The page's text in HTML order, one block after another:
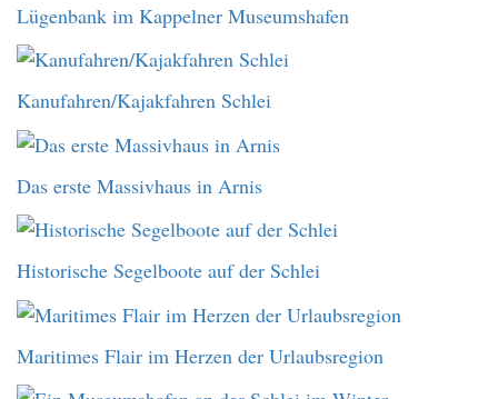
Lügenbank im Kappelner Museumshafen
Kanufahren/Kajakfahren Schlei
Das erste Massivhaus in Arnis
Historische Segelboote auf der Schlei
Maritimes Flair im Herzen der Urlaubsregion